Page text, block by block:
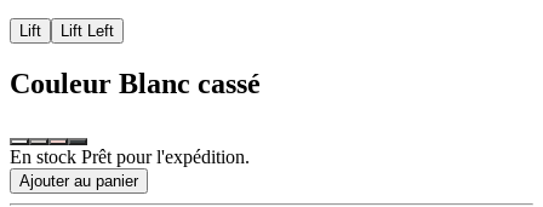
Lift Lift Left
Couleur Blanc cassé
En stock Prêt pour l'expédition.
Ajouter au panier